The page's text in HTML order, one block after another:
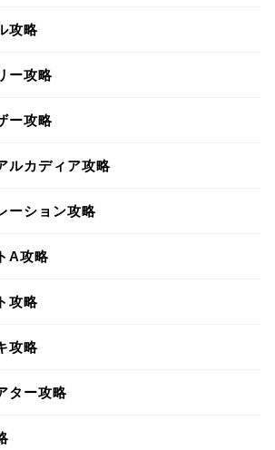
攻略
ー攻略
ー攻略
ルカディア攻略
ーション攻略
A攻略
攻略
攻略
ター攻略